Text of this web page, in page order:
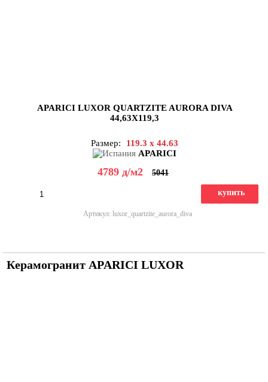
APARICI LUXOR QUARTZITE AURORA DIVA
44,63X119,3
Размер:
119.3 x 44.63
APARICI
4789 д/м2 5041
купить
Артикул: luxor_quartzite_aurora_diva
Керамогранит APARICI LUXOR